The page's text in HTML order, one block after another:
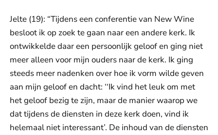
Jelte (19): “Tijdens een conferentie van New Wine
besloot ik op zoek te gaan naar een andere kerk. Ik
ontwikkelde daar een persoonlijk geloof en ging niet
meer alleen voor mijn ouders naar de kerk. Ik ging
steeds meer nadenken over hoe ik vorm wilde geven
aan mijn geloof en dacht: ‘‘Ik vind het leuk om met
het geloof bezig te zijn, maar de manier waarop we
dat tijdens de diensten in deze kerk doen, vind ik
helemaal niet interessant’. De inhoud van de diensten